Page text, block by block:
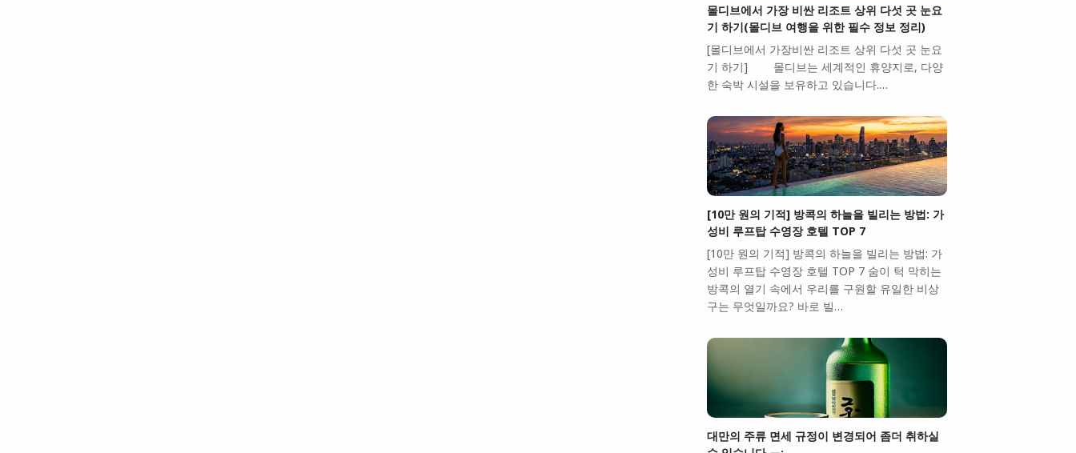
몰디브에서 가장 비싼 리조트 상위 다섯 곳 눈요
기 하기(몰디브 여행을 위한 필수 정보 정리)
[몰디브에서 가장비싼 리조트 상위 다섯 곳 눈요
기 하기] 몰디브는 세계적인 휴양지로, 다양
한 숙박 시설을 보유하고 있습니다.…
[10만 원의 기적] 방콕의 하늘을 빌리는 방법: 가
성비 루프탑 수영장 호텔 TOP 7
[10만 원의 기적] 방콕의 하늘을 빌리는 방법: 가
성비 루프탑 수영장 호텔 TOP 7 숨이 턱 막히는
방콕의 열기 속에서 우리를 구원할 유일한 비상
구는 무엇일까요? 바로 빌…
대만의 주류 면세 규정이 변경되어 좀더 취하실